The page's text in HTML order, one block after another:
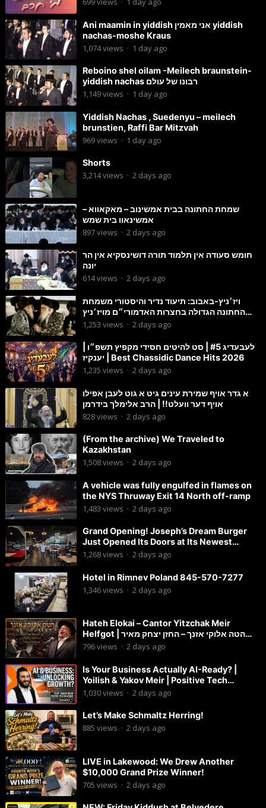
Ani maamin in yiddish אני מאמין yiddish
nachas-moshe Kraus
1,074views · 1 day ago
Reboino shel oilam -Meilech braunstein-
yiddish nachas רבונו של עולם
1,149views · 1 day ago
Yiddish Nachas , Suedenyu – meilech
brunstien, Raffi Bar Mitzvah
969views · 1 day ago
Shorts
3,214views · 2 days ago
שמחת החתונה בבית אמשינוב – מאקאווא –
אמשינאוו בית שמש
897views · 2 days ago
חומש סעודה אין תלמוד תורה דושינסקיא אין הר
יונה
614views · 2 days ago
ויז׳ניץ-באבוב: תיעוד נדיר והיסטורי משמחת
החתונה הגדולה בחצרות האדמורי״ם מויז׳ניץ
ובאבוב זי״ע
1,253 views · 2 days ago
לעבעדיג #5 | סט להיטים חסידי מקפיץ תשפ״ו |
יענקיז | Best Chassidic Dance Hits 2026
1,235 views · 2 days ago
א גדר אויף שמירת עינים גיט א גוט לעבן אפילו
אויף דער וועלט!! | הרב אלימלך בידרמן
828views · 2 days ago
(From the archive) We Traveled to
Kazakhstan
1,508views · 2 days ago
A vehicle was fully engulfed in flames on
the NYS Thruway Exit 14 North off-ramp
1,483 views · 2 days ago
Grand Opening! Joseph’s Dream Burger
Just Opened Its Doors at Its Newest
Location in Lakewood!
1,268views · 2 days ago
Hotel in Rimnev Poland 845-570-7277
1,346views · 2 days ago
Hateh Elokai – Cantor Yitzchak Meir
Helfgot | הטה אלוקי אזנך – החזן יצחק מאיר
הלפגוט
796views · 2 days ago
Is Your Business Actually AI-Ready? |
Yoilish & Yakov Meir | Positive Tech
Solutions
1,030views · 2 days ago
Let’s Make Schmaltz Herring!
885 views · 2 days ago
LIVE in Lakewood: We Drew Another
$10,000 Grand Prize Winner!
705 views · 2 days ago